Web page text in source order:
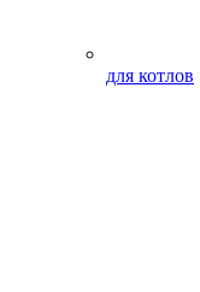
для котлов